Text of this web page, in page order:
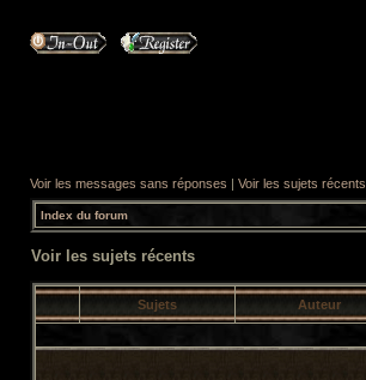
Voir les messages sans réponses | Voir les sujets récents
Index du forum
Voir les sujets récents
Sujets Auteur